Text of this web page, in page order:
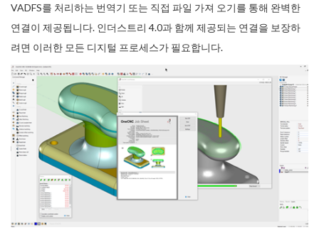
VADFS를 처리하는 번역기 또는 직접 파일 가져 오기를 통해 완벽한
연결이 제공됩니다. 인더스트리 4.0과 함께 제공되는 연결을 보장하
려면 이러한 모든 디지털 프로세스가 필요합니다.